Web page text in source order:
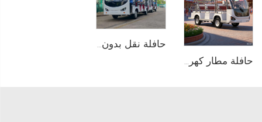
حافلة مطار كهربائية تعمل بالبطارية الليثيوم بسعة 11 مقعدًا طراز LS6118KB
حافلة نقل بدون مسار تعمل بالكهرباء في المنتزهات الترفيهية بسعة 29 راكبًا طراز LS6148KY